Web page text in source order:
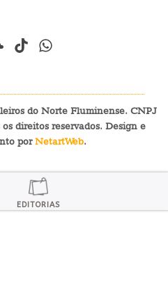
do Norte Fluminense. CNPJ
direitos reservados. Design e
porNetartWeb.
EDITORIAS